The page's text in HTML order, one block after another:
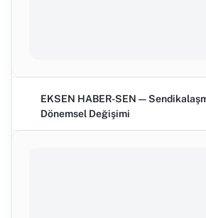
EKSEN HABER-SEN —
Dönemsel Değişimi